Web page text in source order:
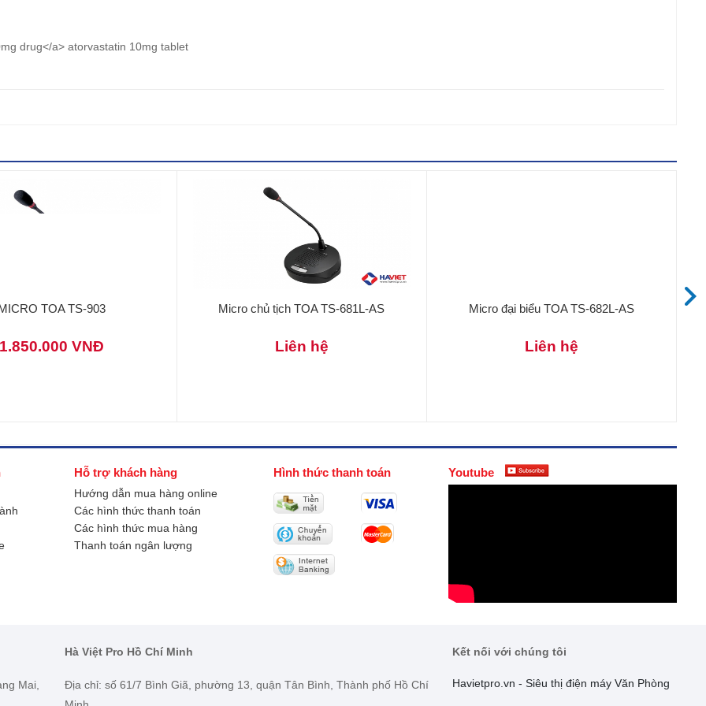
drug</a> atorvastatin 10mg tablet
TOA TS-903
VNĐ
Micro chủ tịch TOA TS-681L-AS
Liên hệ
Micro đại biểu TOA TS-682L-AS
Liên hệ
Hỗ trợ khách hàng
Hướng dẫn mua hàng online
Các hình thức thanh toán
Các hình thức mua hàng
Thanh toán ngân lượng
Hình thức thanh toán Youtube
Mai,
Hà Việt Pro Hồ Chí Minh
Địa chỉ: số 61/7 Bình Giã, phường 13, quận Tân Bình, Thành phố Hồ Chí
Kết nối với chúng tôi
Havietpro.vn - Siêu thị điện máy Văn Phòng